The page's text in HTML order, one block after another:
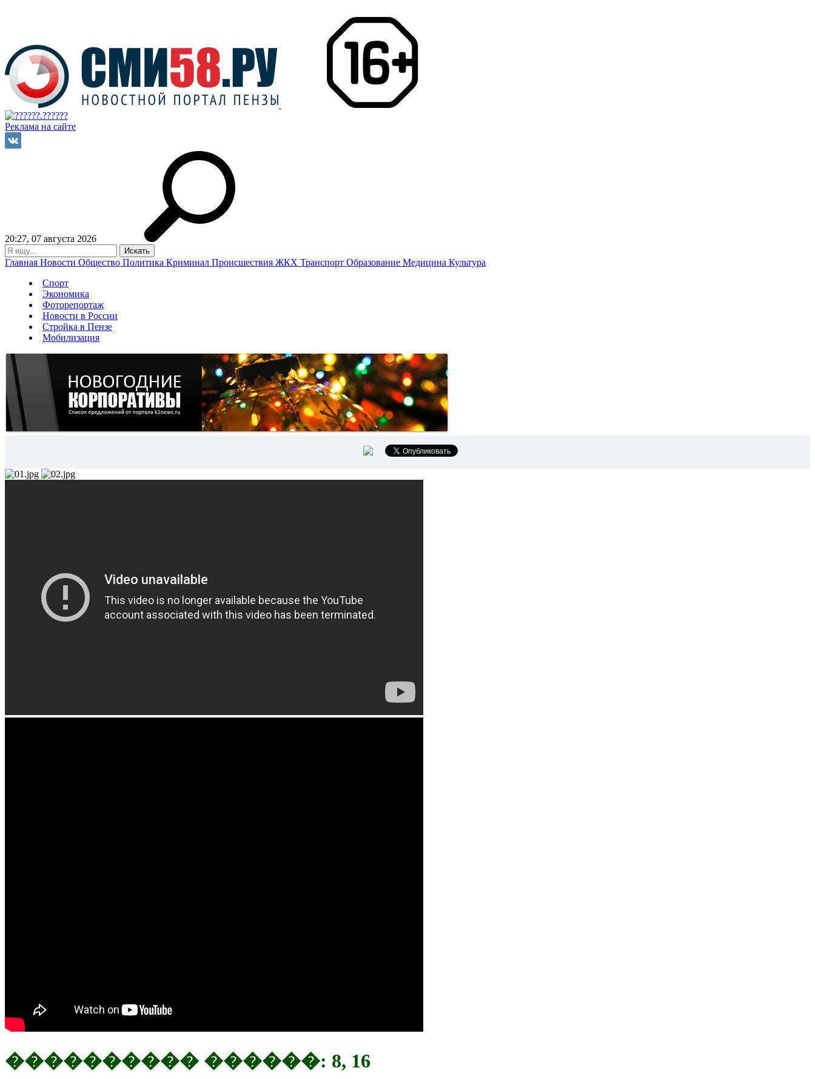
Реклама на сайте
20:27, 07 августа 2026
Главная Новости Общество Политика Криминал Происшествия ЖКХ Транспорт Образование Медицина Культура
Спорт
Экономика
Фоторепортаж
Новости в России
Стройка в Пензе
Мобилизация
���������� ������: 8, 16